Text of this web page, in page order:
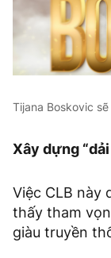
Tijana Boskovic
Xây dựng
Việc CLB này
thấy tham
giàu truyền